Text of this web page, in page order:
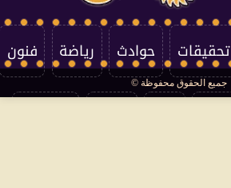
تحقيقات حوادث رياضة فنون
جميع الحقوق محفوظة ©